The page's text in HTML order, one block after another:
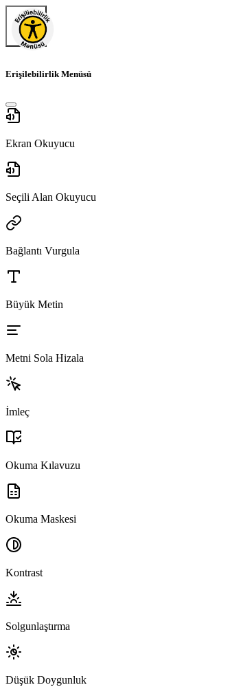
Erişilebilirlik Menüsü
Ekran Okuyucu
Seçili Alan Okuyucu
Bağlantı Vurgula
Büyük Metin
Metni Sola Hizala
İmleç
Okuma Kılavuzu
Okuma Maskesi
Kontrast
Solgunlaştırma
Düşük Doygunluk